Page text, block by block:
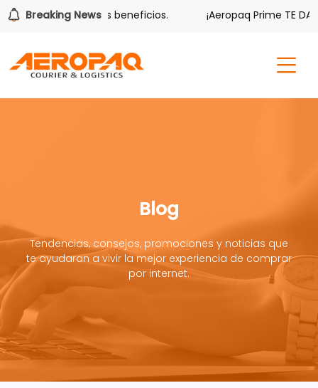
Breaking News
tiene sus beneficios. ¡Aeropaq Prime TE DA MÁS!
Blog
Tendencias, consejos, promociones y noticias que
te ayudaran a vivir la mejor experiencia de comprar
por internet.